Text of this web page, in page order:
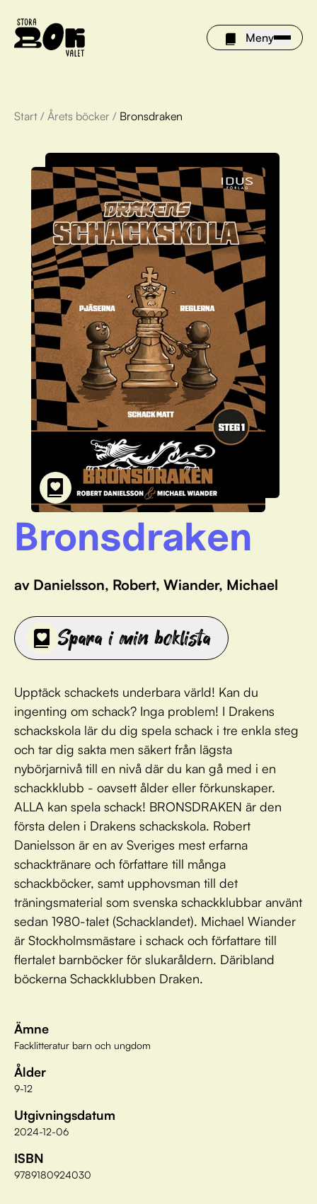
Meny
Årets böcker
Om Stora bokvalet
Olivia tipsar
Vinnare
FAQ
För bibliotek
Start / Årets böcker / Bronsdraken
Bronsdraken
av Danielsson, Robert, Wiander, Michael
Spara i min boklista
Upptäck schackets underbara värld! Kan du
ingenting om schack? Inga problem! I Drakens
schackskola lär du dig spela schack i tre enkla steg
och tar dig sakta men säkert från lägsta
nybörjarnivå till en nivå där du kan gå med i en
schackklubb - oavsett ålder eller förkunskaper.
ALLA kan spela schack! BRONSDRAKEN är den
första delen i Drakens schackskola. Robert
Danielsson är en av Sveriges mest erfarna
schacktränare och författare till många
schackböcker, samt upphovsman till det
träningsmaterial som svenska schackklubbar använt
sedan 1980-talet (Schacklandet). Michael Wiander
är Stockholmsmästare i schack och författare till
flertalet barnböcker för slukaråldern. Däribland
böckerna Schackklubben Draken.
Ämne
Facklitteratur barn och ungdom
Ålder
9-12
Utgivningsdatum
2024-12-06
ISBN
9789180924030